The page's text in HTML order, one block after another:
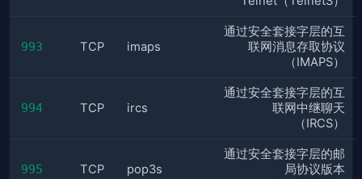
993 TCP imaps
通过安全套接字层的互
联网消息存取协议
（IMAPS）
994 TCP ircs
通过安全套接字层的互
联网中继聊天
（IRCS）
995 TCP pop3s
通过安全套接字层的邮
局协议版本